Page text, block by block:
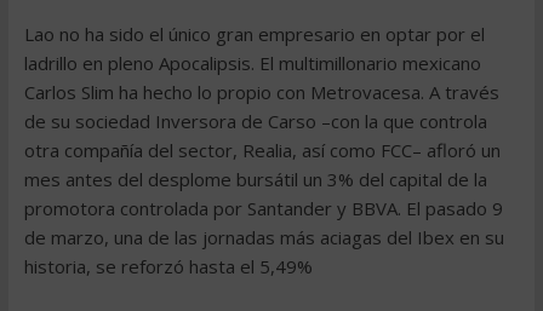
Lao no ha sido el único gran empresario en optar por el
ladrillo en pleno Apocalipsis. El multimillonario mexicano
Carlos Slim ha hecho lo propio con Metrovacesa. A través
de su sociedad Inversora de Carso –con la que controla
otra compañía del sector, Realia, así como FCC– afloró un
mes antes del desplome bursátil un 3% del capital de la
promotora controlada por Santander y BBVA. El pasado 9
de marzo, una de las jornadas más aciagas del Ibex en su
historia, se reforzó hasta el 5,49%